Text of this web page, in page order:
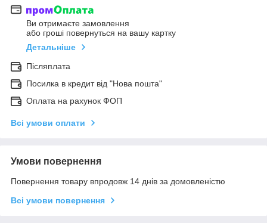
Ви отримаєте замовлення
або гроші повернуться на вашу картку
Детальніше
Післяплата
Посилка в кредит від "Нова пошта"
Оплата на рахунок ФОП
Всі умови оплати
Умови повернення
Повернення товару впродовж 14 днів за домовленістю
Всі умови повернення